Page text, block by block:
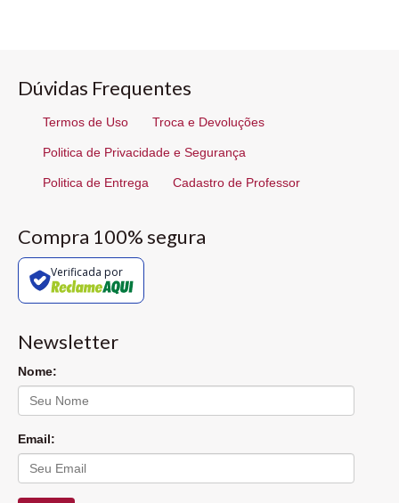
Dúvidas Frequentes
Termos de Uso Troca e Devoluções
Politica de Privacidade e Segurança
Politica de Entrega Cadastro de Professor
Compra 100% segura
Verificada por
Newsletter
Nome:
Email: